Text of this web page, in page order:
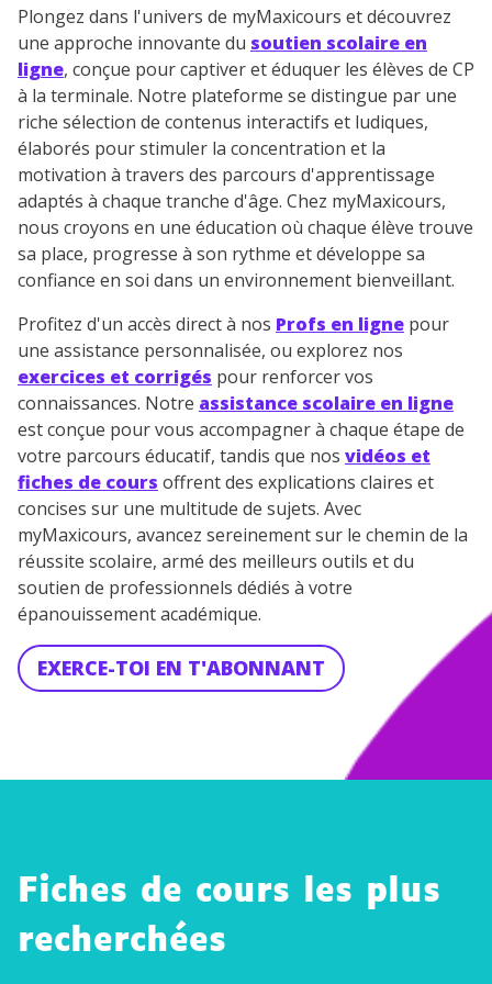
Plongez dans l'univers de myMaxicours et découvrez
une approche innovante du soutien scolaire en
ligne, conçue pour captiver et éduquer les élèves de CP
à la terminale. Notre plateforme se distingue par une
riche sélection de contenus interactifs et ludiques,
élaborés pour stimuler la concentration et la
motivation à travers des parcours d'apprentissage
adaptés à chaque tranche d'âge. Chez myMaxicours,
nous croyons en une éducation où chaque élève trouve
sa place, progresse à son rythme et développe sa
confiance en soi dans un environnement bienveillant.
Profitez d'un accès direct à nos Profs en ligne pour
une assistance personnalisée, ou explorez nos
exercices et corrigés pour renforcer vos
connaissances. Notre assistance scolaire en ligne
est conçue pour vous accompagner à chaque étape de
votre parcours éducatif, tandis que nos vidéos et
fiches de cours offrent des explications claires et
concises sur une multitude de sujets. Avec
myMaxicours, avancez sereinement sur le chemin de la
réussite scolaire, armé des meilleurs outils et du
soutien de professionnels dédiés à votre
épanouissement académique.
EXERCE-TOI EN T'ABONNANT
Fiches de cours les plus
recherchées